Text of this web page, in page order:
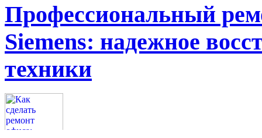
Профессиональный
Siemens: надежное
техники